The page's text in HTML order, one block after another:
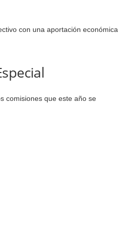
con una aportación económica
comisiones que este año se